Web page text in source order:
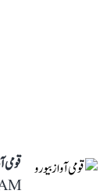
قومی